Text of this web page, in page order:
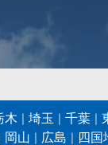
木 埼玉 千葉
岡山 広島 四国